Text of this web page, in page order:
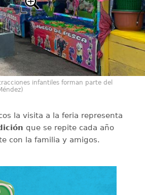
infantiles forman parte del
la visita a la feria representa
que se repite cada año
con la familia y amigos.